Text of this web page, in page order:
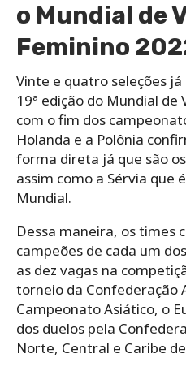
o Mundial de
Feminino
Vinte e quatro seleções
19ª edição do Mundial de
com o fim dos
Holanda e a Polônia
forma direta já que são
assim como a Sérvia que
Mundial.
Dessa maneira, os times
campeões de cada um
as dez vagas na
torneio da Confederação
Campeonato Asiático, o
dos duelos pela
Norte, Central e Caribe